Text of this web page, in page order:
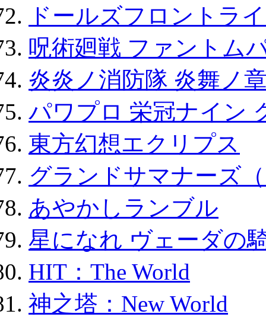
ドールズフロントラ
呪術廻戦 ファントム
炎炎ノ消防隊 炎舞ノ
パワプロ 栄冠ナイン
東方幻想エクリプス
グランドサマナーズ
あやかしランブル
星になれ ヴェーダの
HIT：The World
神之塔：New World